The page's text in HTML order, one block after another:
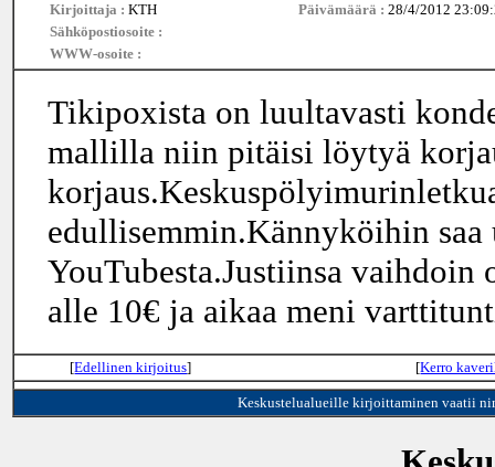
Kirjoittaja : KTH Päivämäärä : 28/4/2012
Sähköpostiosoite :
WWW-osoite :
Tikipoxista on luultavasti
mallilla niin pitäisi löytyä
edullisemmin.Kännyköihin
YouTubesta.Justiinsa vaihdoin
alle 10€ ja aikaa meni
[Edellinen kirjoitus] [Kerro
Keskustelualueille kirjoittaminen vaatii